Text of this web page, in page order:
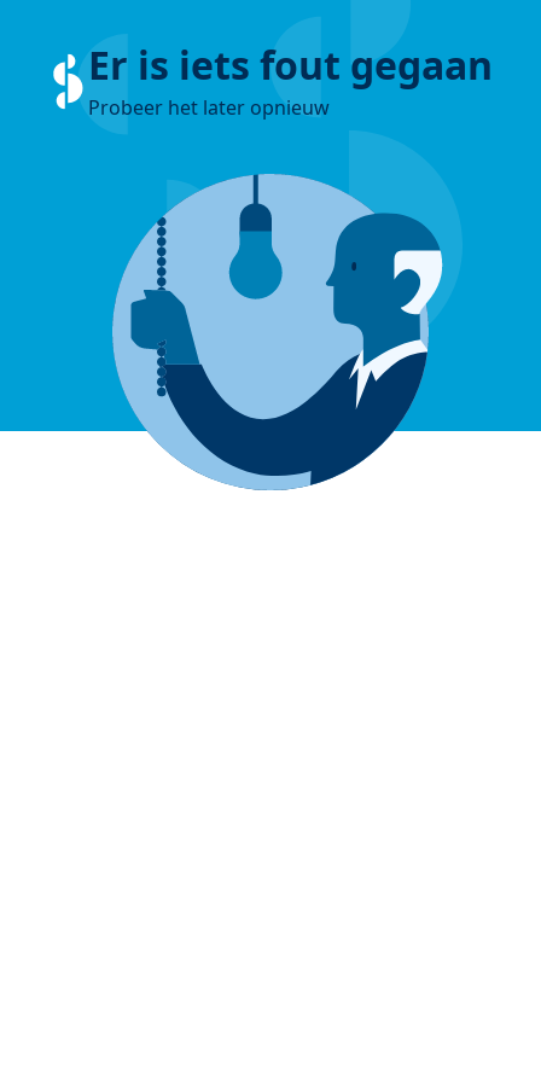
Er is iets fout gegaan
Probeer het later opnieuw